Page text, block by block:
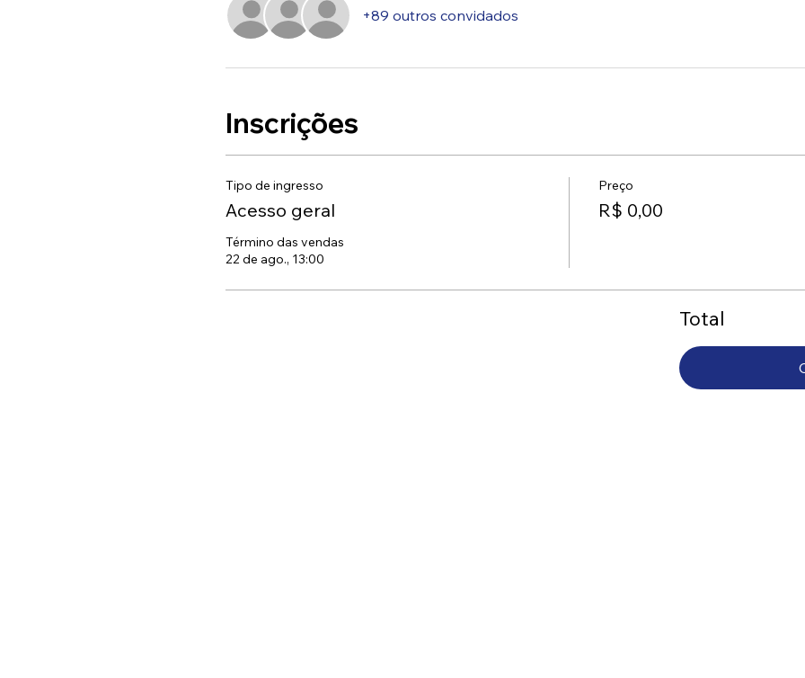
+89 outros convidados
Inscrições
Tipo de ingresso
Acesso geral
Término das vendas
22 de ago., 13:00
Preço
R$ 0,00
Total